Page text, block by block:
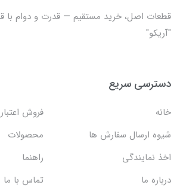
قطعات اصل، خرید مستقیم — قدرت و دوام با
"آریکو"
دسترسی سریع
خانه
فروش
شیوه ارسال سفارش ها
محصولات
اخذ نمایندگی
راهنما
درباره ما
تماس با ما